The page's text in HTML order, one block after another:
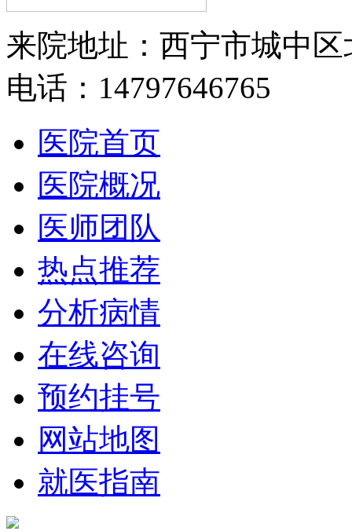
来院地址：西宁市城中区
电话：14797646765
医院首页
医院概况
医师团队
热点推荐
分析病情
在线咨询
预约挂号
网站地图
就医指南